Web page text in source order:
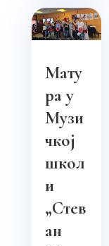
Мату
ра у
Музи
чкој
школ
и
„Стев
ан